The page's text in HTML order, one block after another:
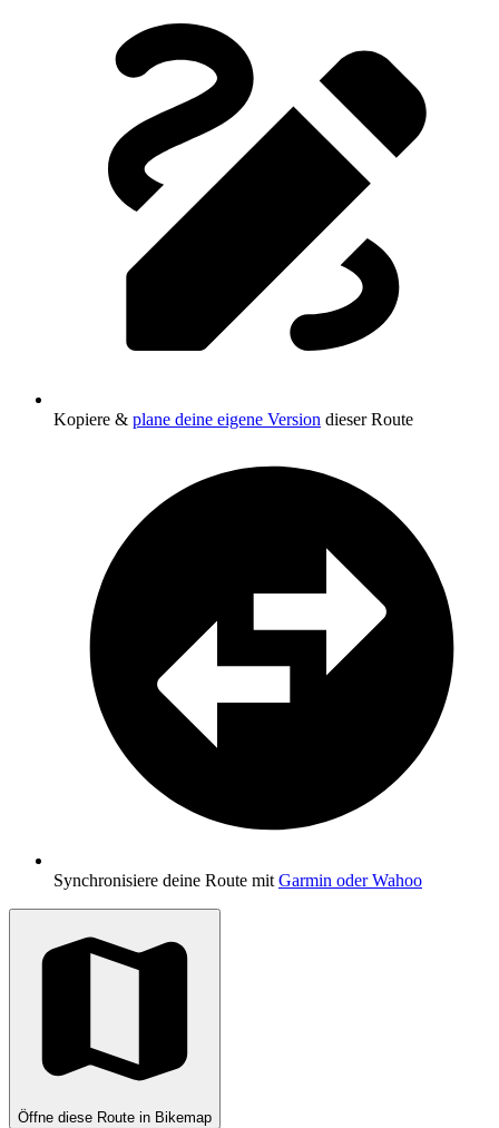
Kopiere & plane deine eigene Version dieser Route
Synchronisiere deine Route mit Garmin oder Wahoo
Öffne diese Route in Bikemap